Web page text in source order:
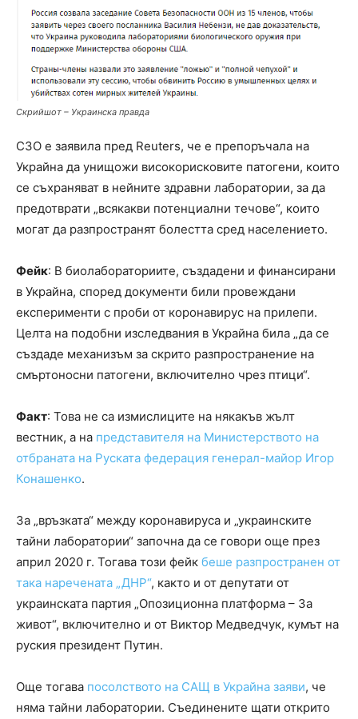
Скрийшот – Украинска правда
СЗО е заявила пред Reuters, че е препоръчала на
Украйна да унищожи високорисковите патогени, които
се съхраняват в нейните здравни лаборатории, за да
предотврати „всякакви потенциални течове“, които
могат да разпространят болестта сред населението.
Фейк: В биолабораториите, създадени и финансирани
в Украйна, според документи били провеждани
експерименти с проби от коронавирус на прилепи.
Целта на подобни изследвания в Украйна била „да се
създаде механизъм за скрито разпространение на
смъртоносни патогени, включително чрез птици“.
Факт: Това не са измислиците на някакъв жълт
вестник, а на представителя на Министерството на
отбраната на Руската федерация генерал-майор Игор
Конашенко.
За „връзката“ между коронавируса и „украинските
тайни лаборатории“ започна да се говори още през
април 2020 г. Тогава този фейк беше разпространен от
така наречената „ДНР“, както и от депутати от
украинската партия „Опозиционна платформа – За
живот“, включително и от Виктор Медведчук, кумът на
руския президент Путин.
Още тогава посолството на САЩ в Украйна заяви, че
няма тайни лаборатории. Съединените щати открито